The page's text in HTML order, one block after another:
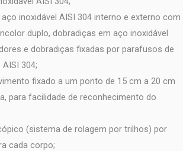
inoxidável AISI 304 interno e externo com
duplo, dobradiças em aço inoxidável
e dobradiças fixadas por parafusos de
304;
fixado a um ponto de 15 cm a 20 cm
para facilidade de reconhecimento do
(sistema de rolagem por trilhos) por
cada corpo;